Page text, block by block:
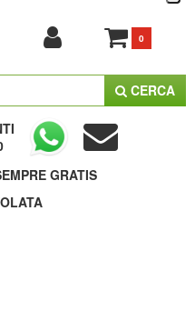
0
CERCA
GRATIS